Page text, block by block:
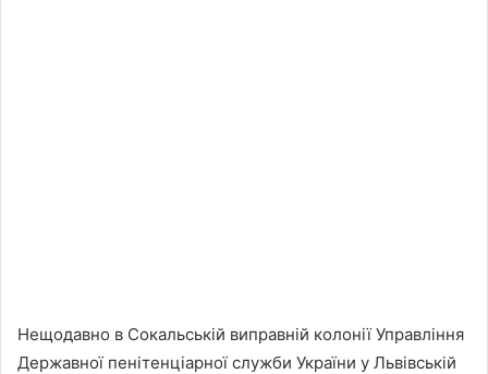
Нещодавно в Сокальській виправній колонії Управління
Державної пенітенціарної служби України у Львівській